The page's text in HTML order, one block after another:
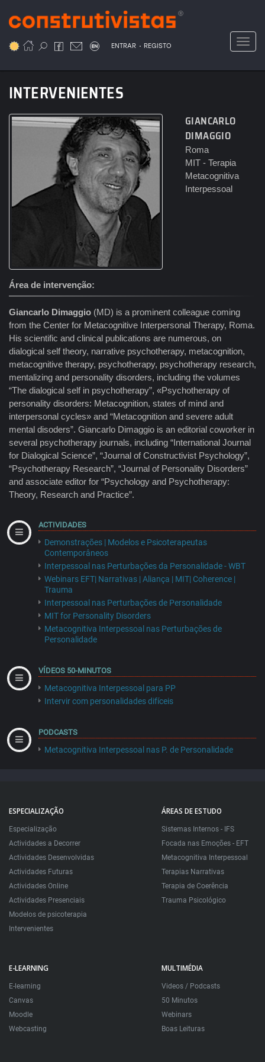
para
conteúdo
ENTRAR . REGISTO
INTERVENIENTES
GIANCARLO
DIMAGGIO
Roma
Área de intervenção
MIT - Terapia
Metacognitiva
Interpessoal
Giancarlo Dimaggio (MD) is a prominent colleague coming
from the Center for Metacognitive Interpersonal Therapy, Roma.
His scientific and clinical publications are numerous, on
dialogical self theory, narrative psychotherapy, metacognition,
metacognitive therapy, psychotherapy, psychotherapy research,
mentalizing and personality disorders, including the volumes
“The dialogical self in psychotherapy”, «Psychotherapy of
personality disorders: Metacognition, states of mind and
interpersonal cycles» and “Metacognition and severe adult
mental disoders”. Giancarlo Dimaggio is an editorial coworker in
several psychotherapy journals, including “International Journal
for Dialogical Science”, “Journal of Constructivist Psychology”,
“Psychotherapy Research”, “Journal of Personality Disorders”
and associate editor for “Psychology and Psychotherapy:
Theory, Research and Practice”.
ACTIVIDADES
Demonstrações | Modelos e Psicoterapeutas
Contemporâneos
Interpessoal nas Perturbações da Personalidade - WBT
Webinars EFT| Narrativas | Aliança | MIT| Coherence |
Trauma
Interpessoal nas Perturbações de Personalidade
MIT for Personality Disorders
Metacognitiva Interpessoal nas Perturbações de
Personalidade
VÍDEOS 50-MINUTOS
Metacognitiva Interpessoal para PP
Intervir com personalidades difíceis
PODCASTS
Metacognitiva Interpessoal nas P. de Personalidade
ESPECIALIZAÇÃO
Especialização
Actividades a Decorrer
Actividades Desenvolvidas
Actividades Futuras
Actividades Online
Actividades Presenciais
Modelos de psicoterapia
Intervenientes
ÁREAS DE ESTUDO
Sistemas Internos - IFS
Focada nas Emoções - EFT
Metacognitiva Interpessoal
Terapias Narrativas
Terapia de Coerência
Trauma Psicológico
E-LEARNING
E-learning
Canvas
Moodle
Webcasting
MULTIMÉDIA
Videos / Podcasts
50 Minutos
Webinars
Boas Leituras